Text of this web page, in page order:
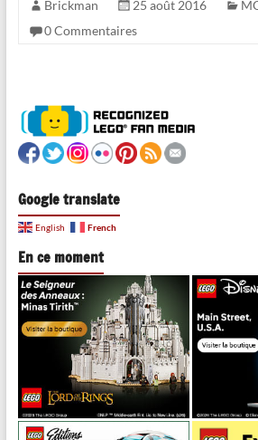
Brickman 25 août 2016
0 Commentaires
Google translate
English French
En ce moment